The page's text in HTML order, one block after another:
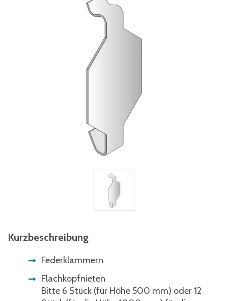
Kurzbeschreibung
Federklammern
Flachkopfnieten
Bitte 6 Stück (für Höhe 500 mm) oder 12